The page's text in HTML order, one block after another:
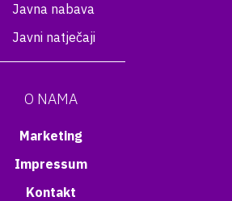
Javna nabava
Javni natječaji
O NAMA
Marketing
Impressum
Kontakt